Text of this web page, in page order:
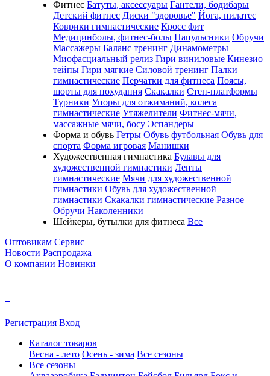
Фитнес Батуты, аксессуары Гантели, бодибары
Детский фитнес Диски "здоровье" Йога, пилатес
Коврики гимнастические Кросс фит
Медицинболы, фитнес-болы Напульсники Обручи
Массажеры Баланс тренинг Динамометры
Миофасциальный релиз Гири виниловые Кинезио
тейпы Гири мягкие Силовой тренинг Палки
гимнастические Перчатки для фитнеса Поясы,
шорты для похудания Скакалки Степ-платформы
Турники Упоры для отжиманий, колеса
гимнастические Утяжелители Фитнес-мячи,
массажные мячи, босу Эспандеры
Форма и обувь Гетры Обувь футбольная Обувь для
спорта Форма игровая Манишки
Художественная гимнастика Булавы для
художественной гимнастики Ленты
гимнастические Мячи для художественной
гимнастики Обувь для художественной
гимнастики Скакалки гимнастические Разное
Обручи Наколенники
Шейкеры, бутылки для фитнеса Все
Оптовикам Сервис
Новости Распродажа
О компании Новинки
Регистрация Вход
Каталог товаров
Весна - лето Осень - зима Все сезоны
Все сезоны